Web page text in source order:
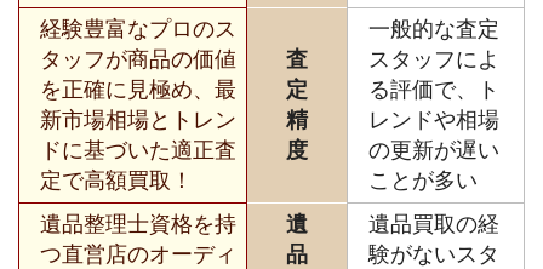
経験豊富なプロのス
タッフが商品の価値
を正確に見極め、最
新市場相場とトレン
ドに基づいた適正査
定で高額買取！
査
定
精
度
一般的な査定
スタッフによ
る評価で、ト
レンドや相場
の更新が遅い
ことが多い
遺品整理士資格を持
つ直営店のオーディ
遺
品
遺品買取の経
験がないスタ